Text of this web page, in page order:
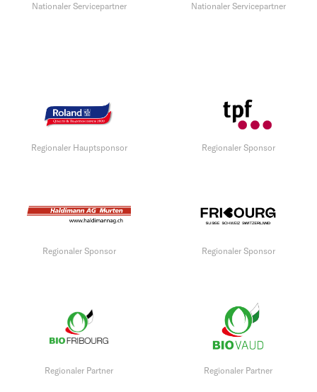
Nationaler Servicepartner Nationaler Servicepartner
Regionaler Hauptsponsor Regionaler Sponsor
Regionaler Sponsor Regionaler Sponsor
Regionaler Partner Regionaler Partner